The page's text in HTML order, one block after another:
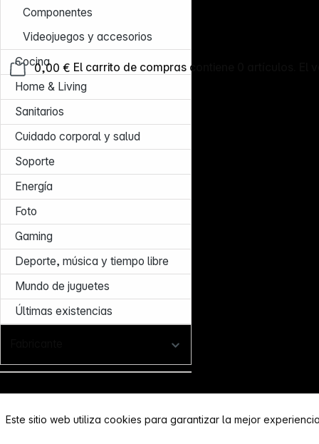
0,00 € El carrito de compras contiene 0 artículos. El
Componentes
Videojuegos y accesorios
Cocina
Home & Living
Sanitarios
Cuidado corporal y salud
Soporte
Energía
Foto
Gaming
Deporte, música y tiempo libre
Mundo de juguetes
Últimas existencias
Este sitio web utiliza cookies para garantizar la mejor